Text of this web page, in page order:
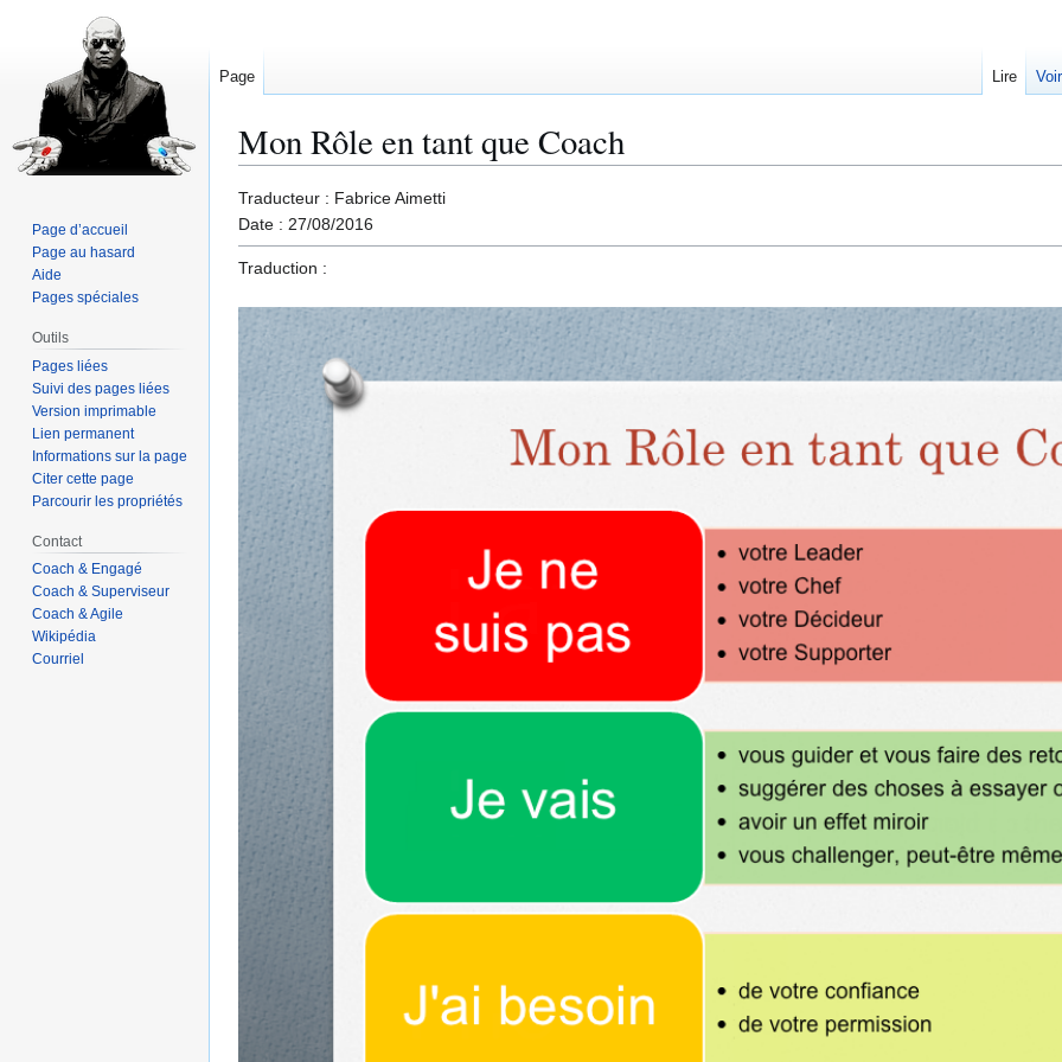
Mon Rôle en tant que Coach
Aller
à
la
navigation
Aller
à
la
recherche
Traducteur : Fabrice Aimetti
Date : 27/08/2016
Traduction :
Page Lire
Page d’accueil
Page au hasard
Aide
Pages spéciales
Outils
Pages liées
Suivi des pages liées
Version imprimable
Lien permanent
Informations sur la page
Citer cette page
Parcourir les propriétés
Contact
Coach & Engagé
Coach & Superviseur
Coach & Agile
Wikipédia
Courriel